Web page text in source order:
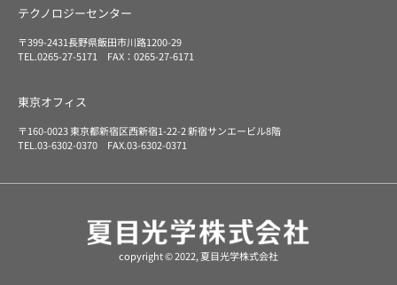
テクノロジーセンター
〒399-2431長野県飯田市川路1200-29
TEL.0265-27-5171 FAX：0265-27-6171
東京オフィス
〒160-0023 東京都新宿区西新宿1-22-2 新宿サンエービル8階
TEL.03-6302-0370 FAX.03-6302-0371
copyright © 2022, 夏目光学株式会社